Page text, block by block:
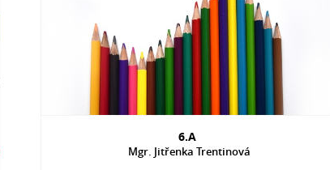
6.A
Mgr. Jitřenka Trentinová